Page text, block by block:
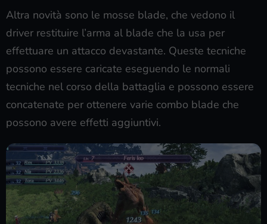
Altra novità sono le mosse blade, che vedono il
driver restituire l’arma al blade che la usa per
effettuare un attacco devastante. Queste tecniche
possono essere caricate eseguendo le normali
tecniche nel corso della battaglia e possono essere
concatenate per ottenere varie combo blade che
possono avere effetti aggiuntivi.